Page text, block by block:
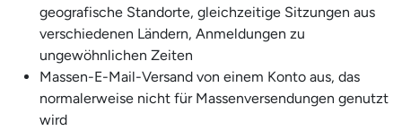
geografische Standorte, gleichzeitige Sitzungen aus
verschiedenen Ländern, Anmeldungen zu
ungewöhnlichen Zeiten
Massen-E-Mail-Versand von einem Konto aus, das
normalerweise nicht für Massenversendungen genutzt
wird